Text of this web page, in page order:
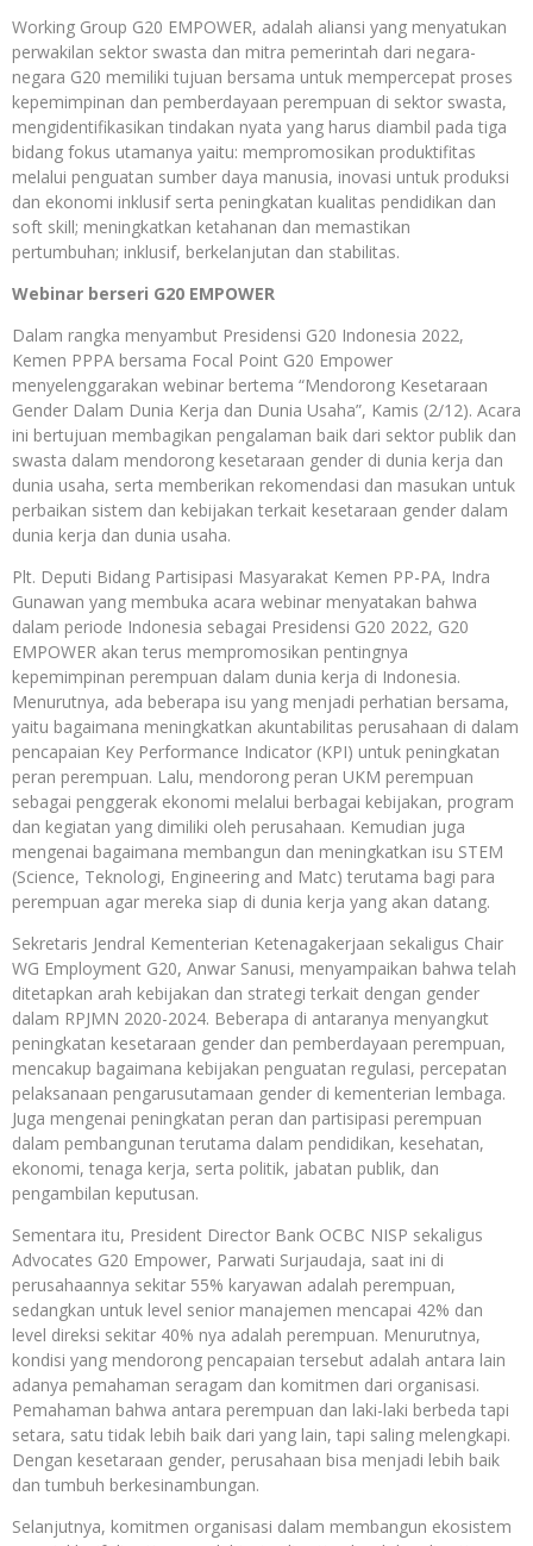
Working Group G20 EMPOWER, adalah aliansi yang menyatukan
perwakilan sektor swasta dan mitra pemerintah dari negara-
negara G20 memiliki tujuan bersama untuk mempercepat proses
kepemimpinan dan pemberdayaan perempuan di sektor swasta,
mengidentifikasikan tindakan nyata yang harus diambil pada tiga
bidang fokus utamanya yaitu: mempromosikan produktifitas
melalui penguatan sumber daya manusia, inovasi untuk produksi
dan ekonomi inklusif serta peningkatan kualitas pendidikan dan
soft skill; meningkatkan ketahanan dan memastikan
pertumbuhan; inklusif, berkelanjutan dan stabilitas.
Webinar berseri G20 EMPOWER
Dalam rangka menyambut Presidensi G20 Indonesia 2022,
Kemen PPPA bersama Focal Point G20 Empower
menyelenggarakan webinar bertema “Mendorong Kesetaraan
Gender Dalam Dunia Kerja dan Dunia Usaha”, Kamis (2/12). Acara
ini bertujuan membagikan pengalaman baik dari sektor publik dan
swasta dalam mendorong kesetaraan gender di dunia kerja dan
dunia usaha, serta memberikan rekomendasi dan masukan untuk
perbaikan sistem dan kebijakan terkait kesetaraan gender dalam
dunia kerja dan dunia usaha.
Plt. Deputi Bidang Partisipasi Masyarakat Kemen PP-PA, Indra
Gunawan yang membuka acara webinar menyatakan bahwa
dalam periode Indonesia sebagai Presidensi G20 2022, G20
EMPOWER akan terus mempromosikan pentingnya
kepemimpinan perempuan dalam dunia kerja di Indonesia.
Menurutnya, ada beberapa isu yang menjadi perhatian bersama,
yaitu bagaimana meningkatkan akuntabilitas perusahaan di dalam
pencapaian Key Performance Indicator (KPI) untuk peningkatan
peran perempuan. Lalu, mendorong peran UKM perempuan
sebagai penggerak ekonomi melalui berbagai kebijakan, program
dan kegiatan yang dimiliki oleh perusahaan. Kemudian juga
mengenai bagaimana membangun dan meningkatkan isu STEM
(Science, Teknologi, Engineering and Matc) terutama bagi para
perempuan agar mereka siap di dunia kerja yang akan datang.
Sekretaris Jendral Kementerian Ketenagakerjaan sekaligus Chair
WG Employment G20, Anwar Sanusi, menyampaikan bahwa telah
ditetapkan arah kebijakan dan strategi terkait dengan gender
dalam RPJMN 2020-2024. Beberapa di antaranya menyangkut
peningkatan kesetaraan gender dan pemberdayaan perempuan,
mencakup bagaimana kebijakan penguatan regulasi, percepatan
pelaksanaan pengarusutamaan gender di kementerian lembaga.
Juga mengenai peningkatan peran dan partisipasi perempuan
dalam pembangunan terutama dalam pendidikan, kesehatan,
ekonomi, tenaga kerja, serta politik, jabatan publik, dan
pengambilan keputusan.
Sementara itu, President Director Bank OCBC NISP sekaligus
Advocates G20 Empower, Parwati Surjaudaja, saat ini di
perusahaannya sekitar 55% karyawan adalah perempuan,
sedangkan untuk level senior manajemen mencapai 42% dan
level direksi sekitar 40% nya adalah perempuan. Menurutnya,
kondisi yang mendorong pencapaian tersebut adalah antara lain
adanya pemahaman seragam dan komitmen dari organisasi.
Pemahaman bahwa antara perempuan dan laki-laki berbeda tapi
setara, satu tidak lebih baik dari yang lain, tapi saling melengkapi.
Dengan kesetaraan gender, perusahaan bisa menjadi lebih baik
dan tumbuh berkesinambungan.
Selanjutnya, komitmen organisasi dalam membangun ekosistem